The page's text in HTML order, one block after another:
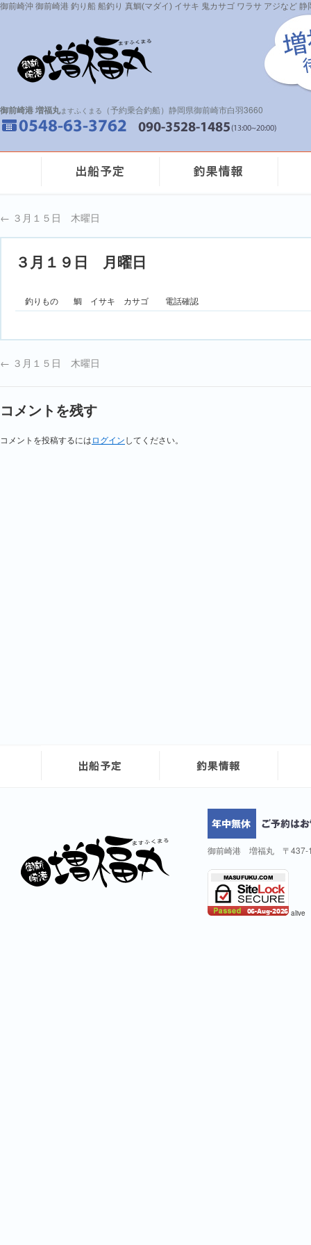
御前崎沖 御前崎港 釣り船 船釣り 真鯛(マダイ) イサキ 鬼カサゴ ワラサ アジなど
御前崎港 増福丸ますふくまる （予約乗合釣船）静岡県御前崎市白羽3660
← ３月１５日 木曜日
３月１９日 月曜日
釣りもの 鯛 イサキ カサゴ 電話確認
← ３月１５日 木曜日
コメントを残す
コメントを投稿するには ログイン してください。
御前崎港 増福丸 〒437-
alive